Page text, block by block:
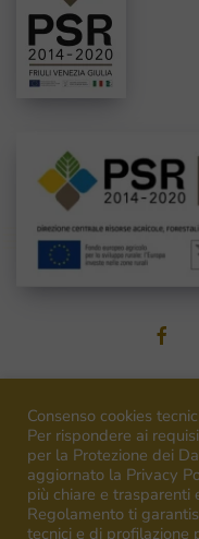
Campagna
Consenso cookies
Per rispondere ai
per la Protezione dei
aggiornato la Privacy
più chiare e trasparenti
Regolamento ti
tecnici e di profilazione